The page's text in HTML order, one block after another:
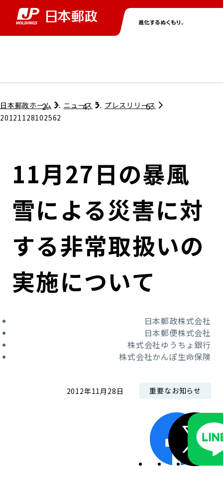
グループ情報トップ
コンプライアンス
ガバナンス
ローカル共創イニシアティブ
関連事業
株主・投資家情報トップ
個人投資家のみなさまへ
株式情報
IRカレンダー
ニューストップ
サステナビリティトップ
担当役員メッセージ
サステナビリティマネジメント
社会
採用情報トップ
日本郵政ホーム ニュース
プレスリリース
20121128102562
11月27日の暴風
雪による災害に対
する非常取扱いの
実施について
日本郵政株式会社
日本郵便株式会社
株式会社ゆうちょ銀行
株式会社かんぽ生命保険
2012年11月28日 重要なお知らせ